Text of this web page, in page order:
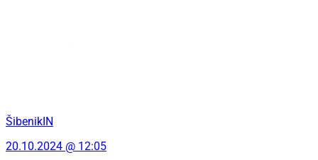
ŠibenikIN
20.10.2024 @ 12:05